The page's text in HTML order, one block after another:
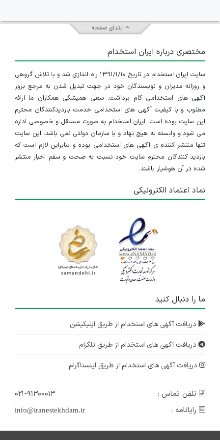
ابتدای صفحه
مختصری درباره ایران استخدام
سایت ایران استخدام در تاریخ ۱۳۹۱/۱/۱۰ راه اندازی شد و با تلاش گروهی
و روزانه مدیران و نویسندگان خود در جهت تبدیل شدن به مرجع بروز
آگهی های استخدامی گام برداشت. سعی همیشگی همکاران ما ارائه
مطلوب و با کیفیت آگهی های استخدامی خدمت بازدیدکنندگان محترم
این سایت بوده است. ایران استخدام به صورت مستقل و خصوصی اداره
می شود و وابسته به هیچ نهاد و یا سازمان دولتی نمی باشد، این سایت
تنها منتشر کننده ی آگهی های استخدامی بوده و بنابراین لازم است که
بازدید کنندگان محترم سایت خود نسبت به صحت و سقم اخبار منتشر
شده در آن هوشیار باشند.
نماد اعتماد الکترونیکی
ما را دنبال کنید
دریافت آگهی های استخدام از طریق اپلیکیشن
دریافت آگهی های استخدام از طریق تلگرام
دریافت آگهی های استخدام از طریق اینستاگرام
تلفن تماس :
۰۲۱-۹۱۳۰۰۰۱۳
رایانامه :
info@iranestekhdam.ir